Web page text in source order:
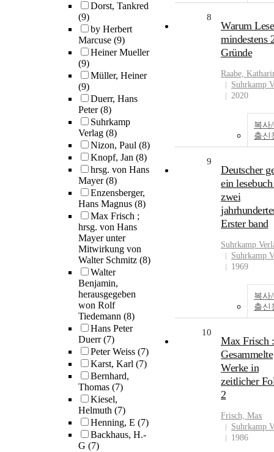
Dorst, Tankred
(9)
by Herbert
Marcuse (9)
Heiner Mueller
(9)
Müller, Heiner
(9)
Duerr, Hans
Peter(8)
Suhrkamp
Verlag (8)
Nizon, Paul (8)
Knopf, Jan (8)
hrsg. von Hans
Mayer(8)
Enzensberger,
Hans Magnus (8)
Max Frisch ;
hrsg. von Hans
Mayer unter
Mitwirkung von
Walter Schmitz (8)
Walter
Benjamin,
herausgegeben
won Rolf
Tiedemann (8)
Hans Peter
Duerr(7)
Peter Weiss (7)
Karst, Karl (7)
Bernhard,
Thomas (7)
Kiesel,
Helmuth (7)
Henning, E (7)
Backhaus, H.-
G (7)
8
Warum
mindestens
Gründe
Raabe,
Suhrkamp
2020
복사
출신
9
Deutscher
ein lesebuch
zwei
Erster band
Suhrkamp
Suhrkamp
1969
복사
출신
10
Max Frisch :
Gesammelte
Werke in
zeitlicher
2
Frisch, Max
Suhrkamp
1986